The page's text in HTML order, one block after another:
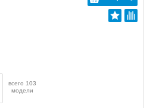
всего 103
модели